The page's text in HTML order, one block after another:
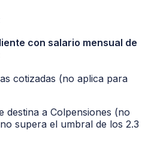
con salario mensual de
cotizadas (no aplica para
destina a Colpensiones (no
supera el umbral de los 2.3